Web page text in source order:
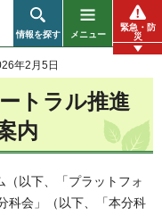
情報を探す メニュー
緊急・防
災
年2月5日
トラル推進
内
以下、「プラットフォ
科会」（以下、「本分科